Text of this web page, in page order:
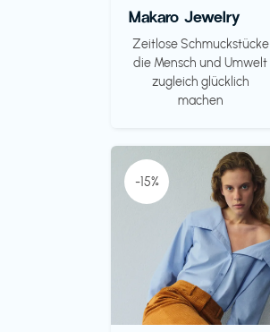
Makaro Jewelry
Zeitlose Schmuckstücke
die Mensch und Umwelt
zugleich glücklich
machen
-15%